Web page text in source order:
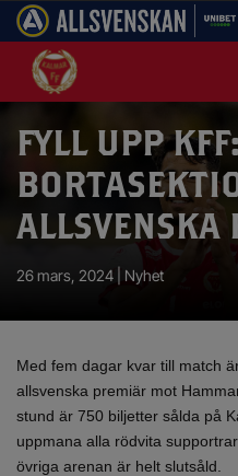
FYLL UPP
ALLSVENSKA
26 mars, 2024 | Nyhet
Med fem dagar kvar till match
allsvenska premiär mot
stund är 750 biljetter sålda på
uppmana alla rödvita
övriga arenan är helt slutsåld.